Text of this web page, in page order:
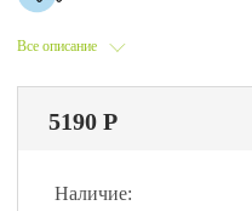
Все описание
5190 Р
Наличие: